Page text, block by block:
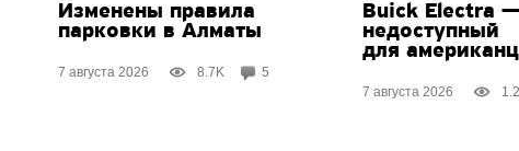
Изменены правила
парковки в Алматы
7 августа 2026 8.7K 5
Buick Electra
недоступный
для
7 августа 2026